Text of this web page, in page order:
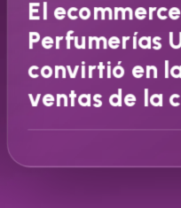
El
Perfumerías
convirtió en
ventas de la